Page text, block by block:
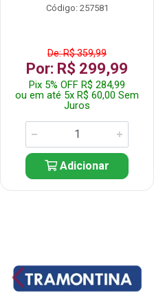
Código: 257581
De: R$ 359,99
Por: R$ 299,99
Pix 5% OFF R$ 284,99
ou em até 5x R$ 60,00 Sem
Juros
Adicionar